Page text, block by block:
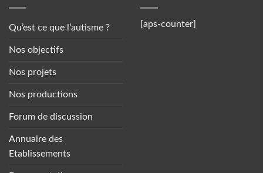
Qu’est ce que l’autisme ?
Nos objectifs
Nos projets
Nos productions
Forum de discussion
Annuaire des
Etablissements
[aps-counter]